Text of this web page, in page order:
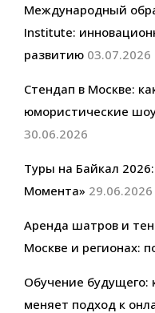
Международный
Institute:
развитию 03.07.2026
Стендап в Москве:
юмористические
30.06.2026
Туры на Байкал
Момента» 29.06.2026
Аренда шатров и
Москве и регионах:
Обучение будущего:
меняет подход к